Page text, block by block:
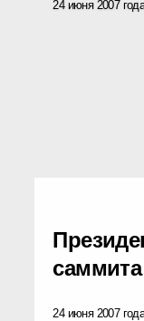
24 июня 2007
саммита
24 июня 2007